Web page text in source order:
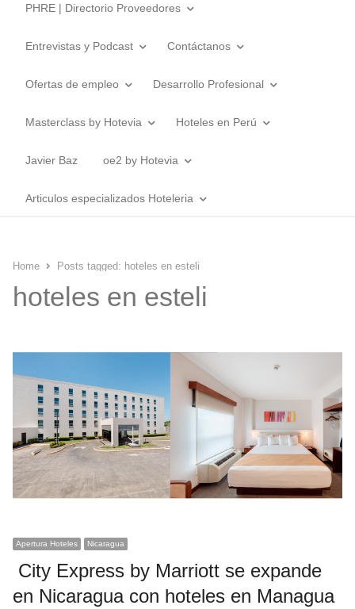
PHRE | Directorio Proveedores
Entrevistas y Podcast Contáctanos
Ofertas de empleo Desarrollo Profesional
Masterclass by Hotevia Hoteles en Perú
Javier Baz oe2 by Hotevia
Articulos especializados Hoteleria
Home Posts tagged: hoteles en esteli
hoteles en esteli
Apertura Hoteles Nicaragua
City Express by Marriott se expande
en Nicaragua con hoteles en Managua